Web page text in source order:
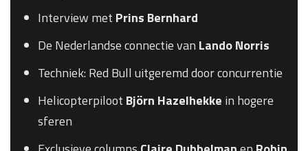
Interview met Prins Bernhard
De Nederlandse connectie van Lando Norris
Techniek: Red Bull uitgeremd door concurrentie
Helicopterpiloot Björn Hazelhekke in hogere
sferen